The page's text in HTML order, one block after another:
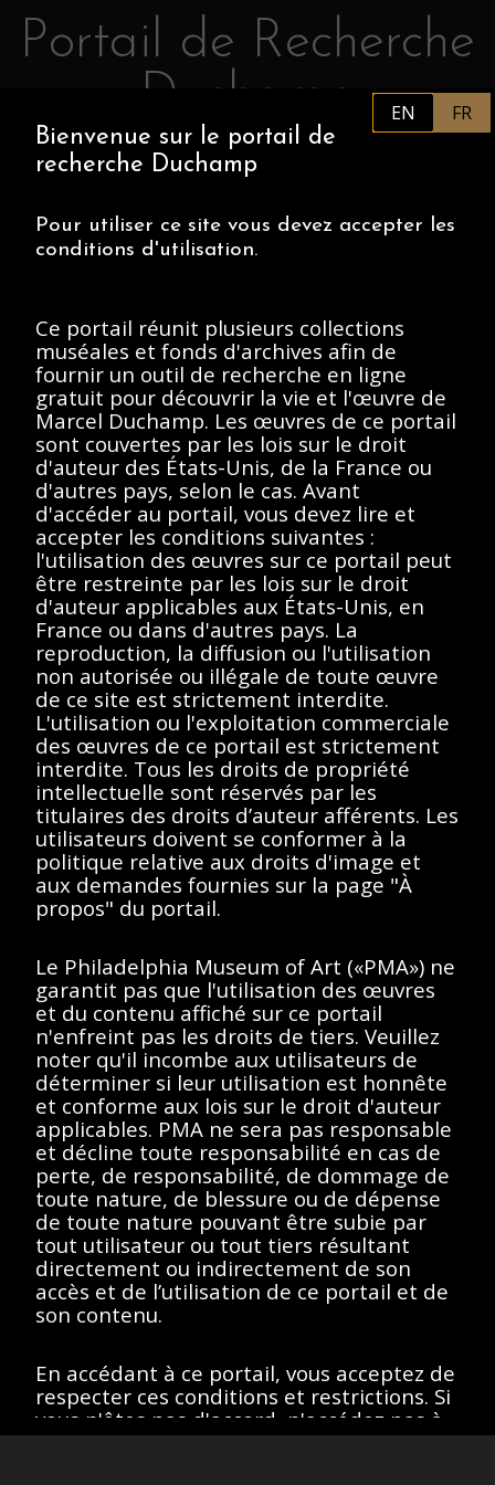
Retourner au contenu principal
Portail de Recherche
Duchamp
PHILADELPHIA MUSEUM OF
ART
Archives Marcel
Duchamp, 1912-
Present
Contenus Description
< Toutes les séries
Marcel Duchamp
Afficher éléments <<<
Aucun résultat
trouvé.
Veuillez essayer de
supprimer les filtres ou
essayez un autre terme
de recherche.
Afficher éléments << < >>>
Toutes les œuvres de ce site sont protégées par les lois sur
le droit d'auteur des États-Unis, de la France ou d'autres
pays, selon le cas, ou peuvent comporter certaines
restrictions quant à leur utilisation respective. L’ensemble des
conformer à la politique relative aux droits d'image et aux
demandes fournies sur la page "À propos" du portail.
Site version : 1.0
EN FR
Bienvenue sur le portail de
recherche Duchamp
Pour utiliser ce site vous devez accepter les
conditions d'utilisation.
Ce portail réunit plusieurs collections
muséales et fonds d'archives afin de
fournir un outil de recherche en ligne
gratuit pour découvrir la vie et l'œuvre de
Marcel Duchamp. Les œuvres de ce portail
sont couvertes par les lois sur le droit
d'auteur des États-Unis, de la France ou
d'autres pays, selon le cas. Avant
d'accéder au portail, vous devez lire et
accepter les conditions suivantes :
l'utilisation des œuvres sur ce portail peut
être restreinte par les lois sur le droit
d'auteur applicables aux États-Unis, en
France ou dans d'autres pays. La
reproduction, la diffusion ou l'utilisation
non autorisée ou illégale de toute œuvre
de ce site est strictement interdite.
L'utilisation ou l'exploitation commerciale
des œuvres de ce portail est strictement
interdite. Tous les droits de propriété
intellectuelle sont réservés par les
titulaires des droits d’auteur afférents. Les
utilisateurs doivent se conformer à la
politique relative aux droits d'image et
aux demandes fournies sur la page "À
propos" du portail.
Le Philadelphia Museum of Art («PMA») ne
garantit pas que l'utilisation des œuvres
et du contenu affiché sur ce portail
n'enfreint pas les droits de tiers. Veuillez
noter qu'il incombe aux utilisateurs de
déterminer si leur utilisation est honnête
et conforme aux lois sur le droit d'auteur
applicables. PMA ne sera pas responsable
et décline toute responsabilité en cas de
perte, de responsabilité, de dommage de
toute nature, de blessure ou de dépense
de toute nature pouvant être subie par
tout utilisateur ou tout tiers résultant
directement ou indirectement de son
accès et de l’utilisation de ce portail et de
son contenu.
En accédant à ce portail, vous acceptez de
respecter ces conditions et restrictions. Si
vous n'êtes pas d'accord, n'accédez pas à
ce portail.